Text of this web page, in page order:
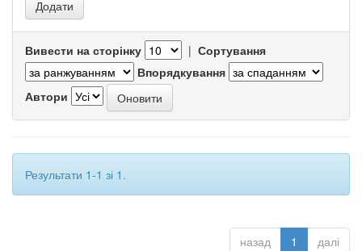
Вивести на сторінку | Сортування
Впорядкування
Автори
Результати 1-1 зі 1.
назад 1 далі